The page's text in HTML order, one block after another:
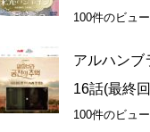
100件のビュー
アルハン
16話(最終
100件のビュー